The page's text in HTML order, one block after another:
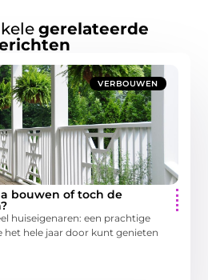
gerelateerde
VERBOUWEN
bouwen of toch de
huiseigenaren: een prachtige
het hele jaar door kunt genieten